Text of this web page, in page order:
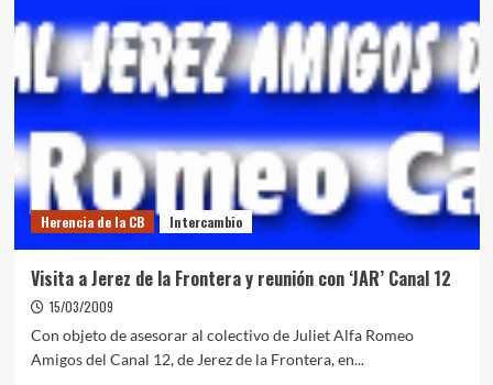
Herencia de la CB Intercambio
Visita a Jerez de la Frontera y reunión con ‘JAR’ Canal 12
15/03/2009
Con objeto de asesorar al colectivo de Juliet Alfa Romeo
Amigos del Canal 12, de Jerez de la Frontera, en...